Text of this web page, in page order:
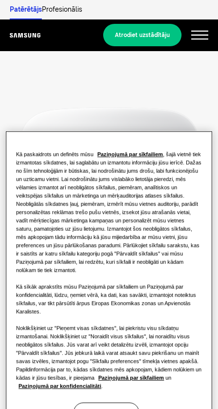
PatērētājsProfesionālis
Menu
Atrodiet uzstādītāju
Kas ir siltumsūknis un kā tas darbojas?
Siltumsūkņa priekšrocības
Kas ir gaisa kondicionētājs un kā tas
darbojas?
KOMERCIĀLIE RISINĀJUMI
Viesnīcām
Mazumtirdzniecības ēkām
Restorānam
Ilgtspējība
One Samsung
Gaisa kondicionēšanas risinājumi
Siltumsūkņa risinājumi
RISINĀJUMI KOMERCIĀLAJĀM ĒKĀM
Gaisa kondicionēšanas risinājumi
Vadīklas
Produkti
Produkti
Hero produkti
Par Samsung
Wi-Fi komplekts 2.0
MIM-H04EN
Saderīgs ar SmartThings*
Atrodiet uzstādītāju
Kā paskaidrots un definēts mūsu Paziņojumā par sīkfailiem, šajā vietnē tiek
izmantotas sīkdatnes, lai saglabātu un izmantotu informāciju jūsu ierīcē. Dažas
no šīm tehnoloģijām ir būtiskas, lai nodrošinātu jums drošu, labi funkcionējošu
un uzticamu vietni. Lai nodrošinātu jums vislabāko lietotāja pieredzi, mēs
vēlamies izmantot arī neobligātos sīkfailus, piemēram, analītiskos un
veiktspējas sīkfailus un mārketinga un mērķauditorijas atlases sīkfailus.
Neobligātās sīkdatnes ļauj, piemēram, izmērīt mūsu vietnes auditoriju, parādīt
personalizētas reklāmas trešo pušu vietnēs, izsekot jūsu atrašanās vietai,
vadīt mērķtiecīgas mārketinga kampaņas un personalizēt mūsu vietnes
saturu, pamatojoties uz jūsu lietojumu. Izmantojot šos neobligātos sīkfailus,
mēs apkopojam tādu informāciju kā jūsu mijiedarbība ar mūsu vietni, jūsu
preferences un jūsu pārlūkošanas paradumi. Pārlūkojiet sīkfailu sarakstu, kas
ir saistīts ar katru sīkfailu kategoriju pogā "Pārvaldīt sīkfailus" vai mūsu
Paziņojumā par sīkfailiem, lai redzētu, kuri sīkfaili ir neobligāti un kādam
nolūkam tie tiek izmantoti.
Kā sīkāk aprakstīts mūsu Paziņojumā par sīkfailiem un Paziņojumā par
konfidencialitāti, lūdzu, ņemiet vērā, ka dati, kas savākti, izmantojot noteiktus
sīkfailus, var tikt pārsūtīti ārpus Eiropas Ekonomikas zonas un Apvienotās
Karalistes.
Noklikšķiniet uz "Pieņemt visas sīkdatnes", lai piekristu visu sīkdatņu
izmantošanai. Noklikšķiniet uz "Noraidīt visus sīkfailus", lai noraidītu visus
neobligātos sīkfailus. Jūs varat arī veikt detalizētu izvēli, izmantojot opciju
"Pārvaldīt sīkfailus". Jūs jebkurā laikā varat atsaukt savu piekrišanu un mainīt
savas izvēles, izmantojot pogu "Sīkfailu preferences" tīmekļa vietnes apakšā.
Papildinformācija par to, kādas sīkdatnes mēs apkopojam, kādiem nolūkiem un
kādas ir jūsu tiesības, ir pieejama
Paziņojumā par sīkfailiem un
Paziņojumā par konfidencialitāti.